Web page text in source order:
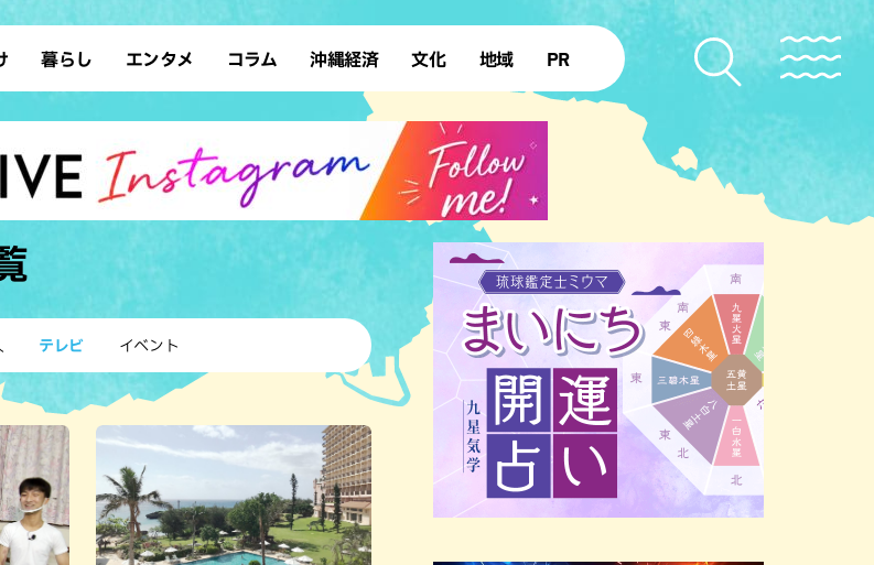
沖縄そば
カフェ
和食・日本料理
ジア・エスニック
焼鳥・串料理
居酒屋・バー
スイーツ
カレー
コス・タコライス
ドライブ
ソロ活
公園
暮らし
レシピ SDGs
ファッション ローカルニュース
沖縄移住 沖縄旧暦行事
エンタメ
スポーツ 占い
タレント・芸人 テレビ
コラム 沖縄経済 文化
復帰50年
地域
本島北部
本島南部 先島諸島
北部離島
PR
テレビ イベント